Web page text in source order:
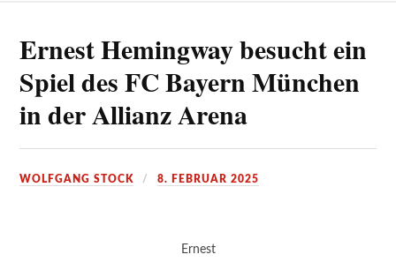
Ernest Hemingway besucht ein
Spiel des FC Bayern München
in der Allianz Arena
WOLFGANG STOCK 8. FEBRUAR 2025
Ernest